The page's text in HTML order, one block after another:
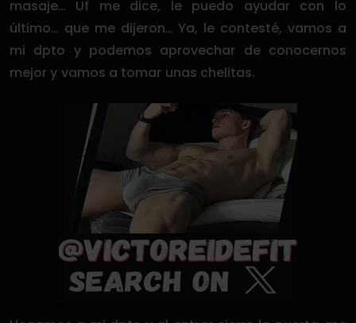
masaje… Uf me dice, le puedo ayudar con lo
último… que me dijeron… Ya, le contesté, vamos a
mi dpto y podemos aprovechar de conocernos
mejor y vamos a tomar unas chelitas.